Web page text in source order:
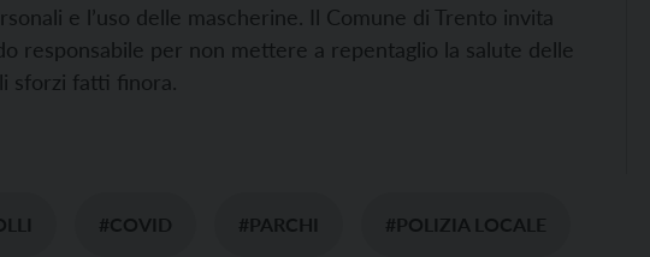
e l’uso delle mascherine. Il Comune di Trento invita
responsabile per non mettere a repentaglio la salute delle
sforzi fatti finora.
#COVID #PARCHI #POLIZIA LOCALE